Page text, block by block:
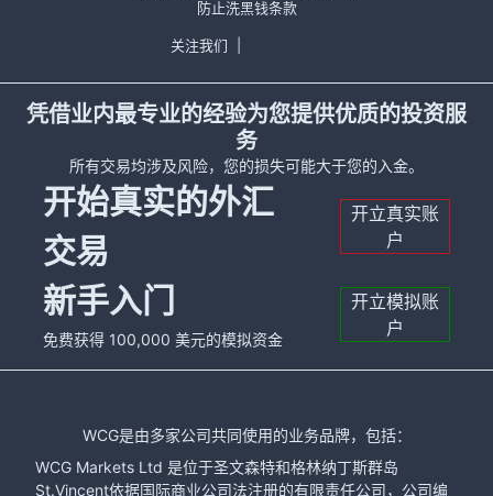
防止洗黑钱条款
关注我们
凭借业内最专业的经验为您提供优质的投资服
务
所有交易均涉及风险，您的损失可能大于您的入金。
开始真实的外汇
交易
开立真实账
户
新手入门
免费获得 100,000 美元的模拟资金
开立模拟账
户
WCG是由多家公司共同使用的业务品牌，包括：
WCG Markets Ltd 是位于圣文森特和格林纳丁斯群岛
St.Vincent依据国际商业公司法注册的有限责任公司，公司编